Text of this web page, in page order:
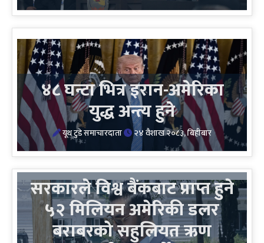
४८ घन्टा भित्र इरान-अमेरिका
युद्ध अन्त्य हुने
यूथ टुडे समाचारदाता २४ वैशाख २०८३, बिहीबार
सरकारले विश्व बैंकबाट प्राप्त हुने
५२ मिलियन अमेरिकी डलर
बराबरको सहुलियत ऋण